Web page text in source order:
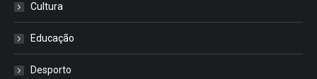
Cultura
Educação
Desporto